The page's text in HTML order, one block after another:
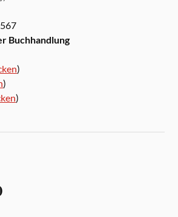
Buchhandlung
)
)
)